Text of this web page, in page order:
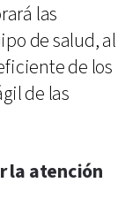
las
de salud, al
de los
de las
la atención